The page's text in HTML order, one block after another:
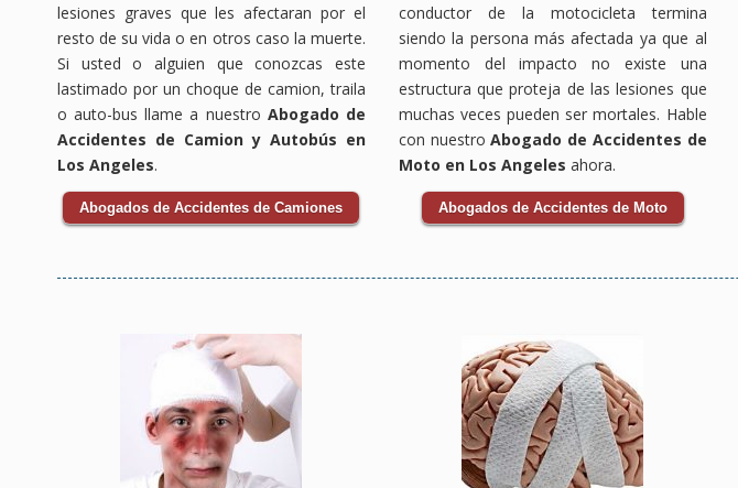
lesiones graves que les afectaran por el
resto de su vida o en otros caso la muerte.
Si usted o alguien que conozcas este
lastimado por un choque de camion, traila
o auto-bus llame a nuestro Abogado de
Accidentes de Camion y Autobús en
Los Angeles.
Abogados de Accidentes de Camiones
conductor de la motocicleta termina
siendo la persona más afectada ya que al
momento del impacto no existe una
estructura que proteja de las lesiones que
muchas veces pueden ser mortales. Hable
con nuestroAbogado de Accidentes de
Moto en Los Angeles ahora.
Abogados de Accidentes de Moto